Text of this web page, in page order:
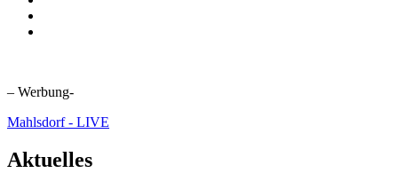
– Werbung-
Mahlsdorf - LIVE
Aktuelles